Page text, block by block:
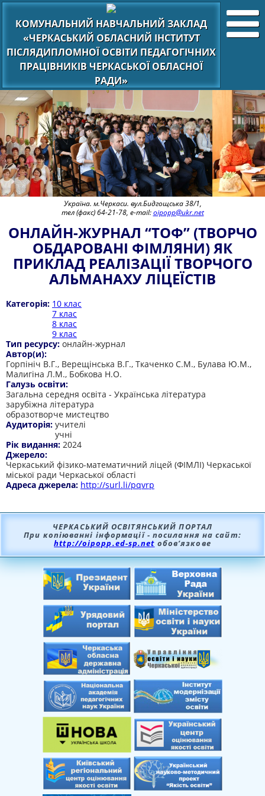
КОМУНАЛЬНИЙ НАВЧАЛЬНИЙ ЗАКЛАД
«ЧЕРКАСЬКИЙ ОБЛАСНИЙ ІНСТИТУТ
ПІСЛЯДИПЛОМНОЇ ОСВІТИ ПЕДАГОГІЧНИХ
ПРАЦІВНИКІВ ЧЕРКАСЬКОЇ ОБЛАСНОЇ
РАДИ»
Україна. м.Черкаси. вул.Бидгощська 38/1,
тел (факс) 64-21-78, e-mail:oipopp@ukr.net
ОНЛАЙН-ЖУРНАЛ “ТОФ” (ТВОРЧО
ОБДАРОВАНІ ФІМЛЯНИ) ЯК
ПРИКЛАД РЕАЛІЗАЦІЇ ТВОРЧОГО
АЛЬМАНАХУ ЛІЦЕЇСТІВ
Категорія: 10 клас
7 клас
8 клас
9 клас
Тип ресурсу: онлайн-журнал
Автор(и):
Горпініч В.Г., Верещінська В.Г., Ткаченко С.М., Булава Ю.М.,
Малигіна Л.М., Бобкова Н.О.
Галузь освіти:
Загальна середня освіта - Українська література
зарубіжна література
образотворче мистецтво
Аудиторія: учителі
учні
Рік видання: 2024
Джерело:
Черкаський фізико-математичний ліцей (ФІМЛІ) Черкаської
міської ради Черкаської області
Адреса джерела: http://surl.li/pqvrp
ЧЕРКАСЬКИЙ ОСВІТЯНСЬКИЙ ПОРТАЛ
При копіюванні інформації - посилання на сайт:
http://oipopp.ed-sp.net обов’язкове